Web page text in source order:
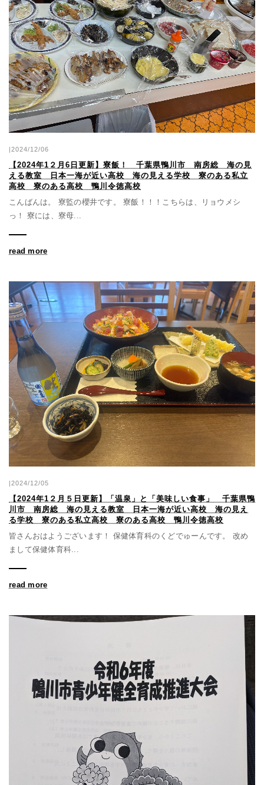
|2024/12/06
【2024年1２月6日更新】寮飯！ 千葉県鴨川市 南房総 海の見
える教室 日本一海が近い高校 海の見える学校 寮のある私立
高校 寮のある高校 鴨川令徳高校
こんばんは。 寮監の櫻井です。 寮飯！！！こちらは、リョウメシ
っ！ 寮には、寮母...
read more
|2024/12/05
【2024年1２月５日更新】「温泉」と「美味しい食事」 千葉県鴨
川市 南房総 海の見える教室 日本一海が近い高校 海の見え
る学校 寮のある私立高校 寮のある高校 鴨川令徳高校
皆さんおはようございます！ 保健体育科のくどでゅーんです。 改め
まして保健体育科...
read more